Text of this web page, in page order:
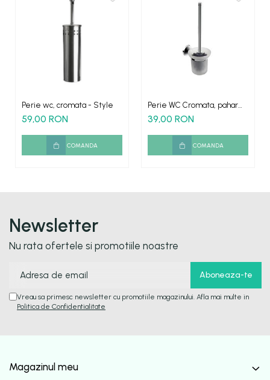
Perie wc, cromata - Style
59,00 RON
COMANDA
Perie WC Cromata, pahar
sticla mata
39,00 RON
COMANDA
Newsletter
Nu rata ofertele si promotiile noastre
Vreau sa primesc newsletter cu promotiile magazinului. Afla mai multe in
Politica de Confidentialitate
Magazinul meu